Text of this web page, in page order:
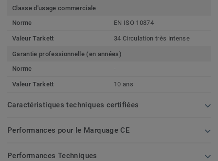
Classe d'usage commerciale
Norme
EN ISO 10874
Valeur Tarkett 34 Circulation très intense
Garantie professionnelle (en années)
Norme
-
Valeur Tarkett 10 ans
Caractéristiques techniques certifiées
Performances pour le Marquage CE
Performances Techniques